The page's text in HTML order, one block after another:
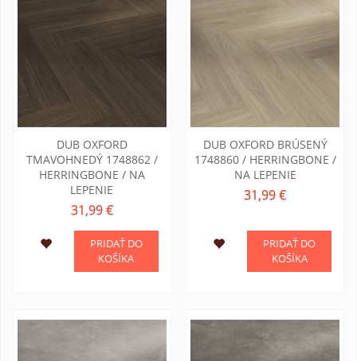
DUB OXFORD
TMAVOHNEDÝ 1748862 /
HERRINGBONE / NA
LEPENIE
31,99 €
PRIDAŤ DO
KOŠÍKA
DUB OXFORD BRÚSENÝ
1748860 / HERRINGBONE /
NA LEPENIE
31,99 €
PRIDAŤ DO
KOŠÍKA